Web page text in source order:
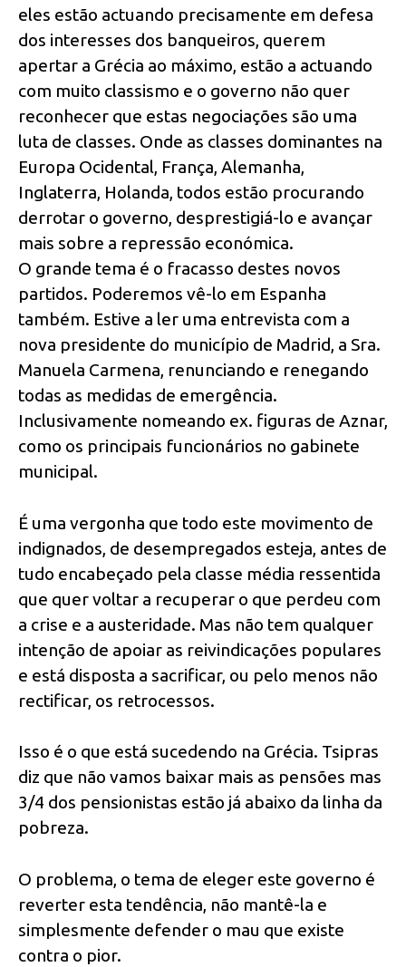
eles estão actuando precisamente em defesa
dos interesses dos banqueiros, querem
apertar a Grécia ao máximo, estão a actuando
com muito classismo e o governo não quer
reconhecer que estas negociações são uma
luta de classes. Onde as classes dominantes na
Europa Ocidental, França, Alemanha,
Inglaterra, Holanda, todos estão procurando
derrotar o governo, desprestigiá-lo e avançar
mais sobre a repressão económica.
O grande tema é o fracasso destes novos
partidos. Poderemos vê-lo em Espanha
também. Estive a ler uma entrevista com a
nova presidente do município de Madrid, a Sra.
Manuela Carmena, renunciando e renegando
todas as medidas de emergência.
Inclusivamente nomeando ex. figuras de Aznar,
como os principais funcionários no gabinete
municipal.
É uma vergonha que todo este movimento de
indignados, de desempregados esteja, antes de
tudo encabeçado pela classe média ressentida
que quer voltar a recuperar o que perdeu com
a crise e a austeridade. Mas não tem qualquer
intenção de apoiar as reivindicações populares
e está disposta a sacrificar, ou pelo menos não
rectificar, os retrocessos.
Isso é o que está sucedendo na Grécia. Tsipras
diz que não vamos baixar mais as pensões mas
3/4 dos pensionistas estão já abaixo da linha da
pobreza.
O problema, o tema de eleger este governo é
reverter esta tendência, não mantê-la e
simplesmente defender o mau que existe
contra o pior.